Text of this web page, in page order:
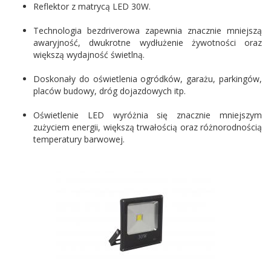
Reflektor z matrycą LED 30W.
Technologia bezdriverowa zapewnia znacznie mniejszą
awaryjność, dwukrotne wydłużenie żywotności oraz
większą wydajność świetlną.
Doskonały do oświetlenia ogródków, garażu, parkingów,
placów budowy, dróg dojazdowych itp.
Oświetlenie LED wyróżnia się znacznie mniejszym
zużyciem energii, większą trwałością oraz różnorodnością
temperatury barwowej.